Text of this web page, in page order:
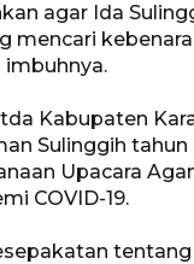
agar Ida
mencari
imbuhnya.
Kabupaten
Sulinggih
Upacara
COVID-19.